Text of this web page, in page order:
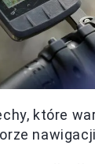
które